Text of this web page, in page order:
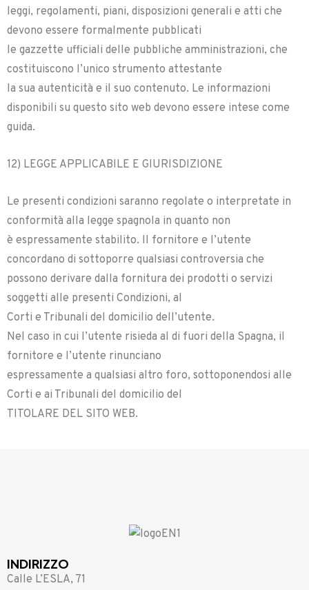
leggi, regolamenti, piani, disposizioni generali e atti che
devono essere formalmente pubblicati
le gazzette ufficiali delle pubbliche amministrazioni, che
costituiscono l’unico strumento attestante
la sua autenticità e il suo contenuto. Le informazioni
disponibili su questo sito web devono essere intese come
guida.
12) LEGGE APPLICABILE E GIURISDIZIONE
Le presenti condizioni saranno regolate o interpretate in
conformità alla legge spagnola in quanto non
è espressamente stabilito. Il fornitore e l’utente
concordano di sottoporre qualsiasi controversia che
possono derivare dalla fornitura dei prodotti o servizi
soggetti alle presenti Condizioni, al
Corti e Tribunali del domicilio dell’utente.
Nel caso in cui l’utente risieda al di fuori della Spagna, il
fornitore e l’utente rinunciano
espressamente a qualsiasi altro foro, sottoponendosi alle
Corti e ai Tribunali del domicilio del
TITOLARE DEL SITO WEB.
INDIRIZZO
Calle L’ESLA, 71